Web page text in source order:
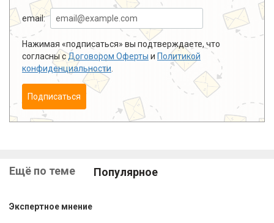
email:
Нажимая «подписаться» вы подтверждаете, что
согласны сДоговором Оферты и Политикой
конфиденциальности
Подписаться
Ещё по теме Популярное
Экспертное мнение